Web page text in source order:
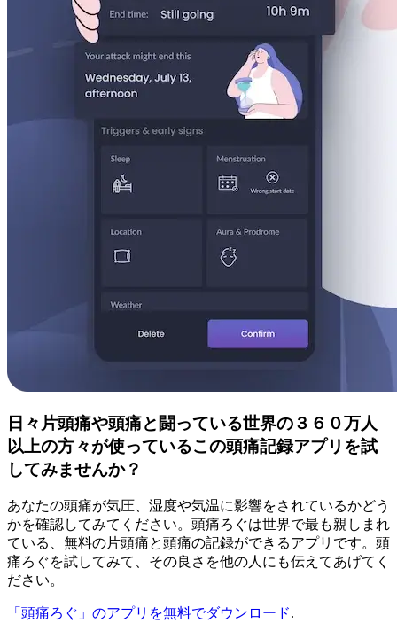
日々片頭痛や頭痛と闘っている世界の３６０万人
以上の方々が使っているこの頭痛記録アプリを試
してみませんか？
あなたの頭痛が気圧、湿度や気温に影響をされているかどう
かを確認してみてください。頭痛ろぐは世界で最も親しまれ
ている、無料の片頭痛と頭痛の記録ができるアプリです。頭
痛ろぐを試してみて、その良さを他の人にも伝えてあげてく
ださい。
「頭痛ろぐ」のアプリを無料でダウンロード.